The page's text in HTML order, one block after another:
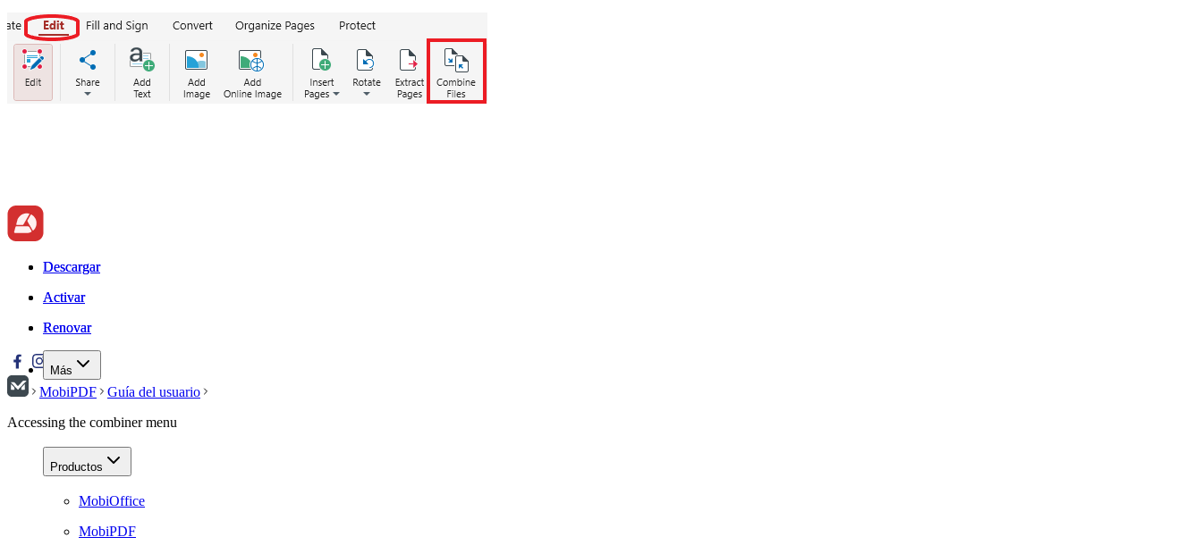
Descargar
Activar
Renovar
Más
Descargar
Activar
Renovar
MobiPDF
Guía del usuario
Accessing the combiner menu
Productos
MobiOffice
MobiPDF